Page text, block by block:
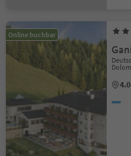
Online buchbar